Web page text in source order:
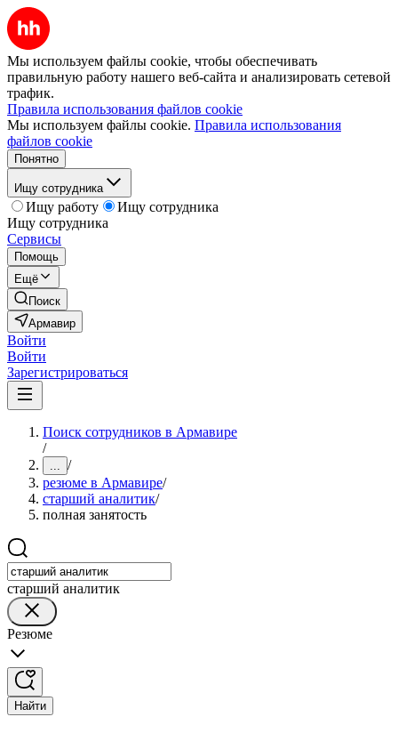
Мы используем файлы cookie, чтобы обеспечивать
правильную работу нашего веб-сайта и анализировать сетевой
трафик.
Правила использования файлов cookie
Мы используем файлы cookie. Правила использования
файлов cookie
Понятно
Ищу сотрудника
Ищу работу
Ищу сотрудника
Ищу сотрудника
Сервисы
Помощь
Ещё
Поиск
Армавир
Войти
Войти
Зарегистрироваться
Поиск сотрудников в Армавире
/
... /
резюме в Армавире/
старший аналитик/
полная занятость
старший аналитик
Резюме
Найти